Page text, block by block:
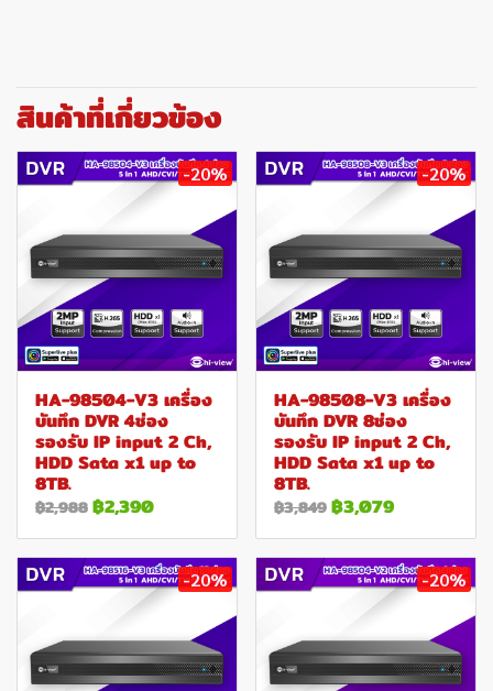
สินค้าที่เกี่ยวข้อง
-20%
HA-98504-V3 เครื่อง
บันทึก DVR 4ช่อง
รองรับ IP input 2 Ch,
HDD Sata x1 up to
8TB.
฿2,988฿2,390
-20%
HA-98508-V3 เครื่อง
บันทึก DVR 8ช่อง
รองรับ IP input 2 Ch,
HDD Sata x1 up to
8TB.
฿3,849฿3,079
-20% -20%